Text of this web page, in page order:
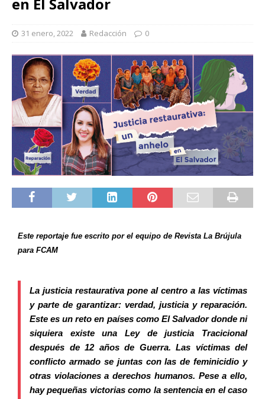
en El Salvador
31 enero, 2022 Redacción 0
Este reportaje fue escrito por el equipo de Revista La Brújula
para FCAM
La justicia restaurativa pone al centro a las víctimas
y parte de garantizar: verdad, justicia y reparación.
Este es un reto en países como El Salvador donde ni
siquiera existe una Ley de justicia Tracicional
después de 12 años de Guerra. Las víctimas del
conflicto armado se juntas con las de feminicidio y
otras violaciones a derechos humanos. Pese a ello,
hay pequeñas victorias como la sentencia en el caso